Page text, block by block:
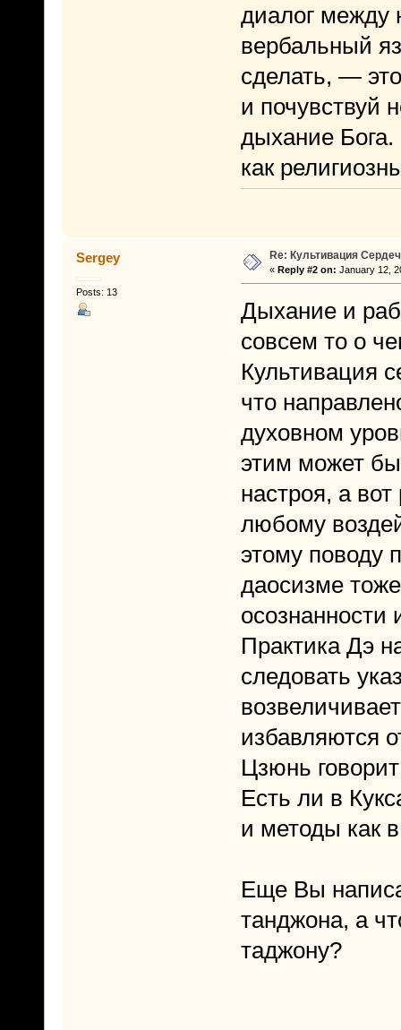
диалог между
вербальный
сделать, —
и почувствуй
дыхание Бога.
как
Sergey
Posts: 13
Re: Культивация
« Reply #2 on: January 12,
Дыхание и
совсем то о
Культивация
что
духовном
этим может
настроя, а
любому
этому поводу
даосизме
осознанности
Практика Дэ
следовать
избавляются
Цзюнь
Есть ли в
и методы как
Еще Вы
танджона, а
таджону?